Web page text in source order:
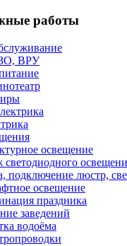
работы
ВРУ
освещение
подключение люстр,
освещение
праздника
заведений
водоёма